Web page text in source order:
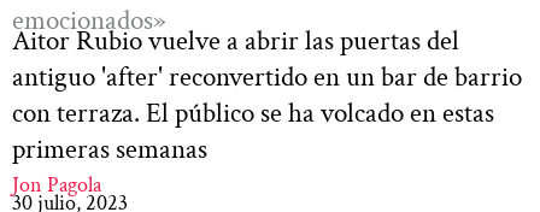
emocionados»
Aitor Rubio vuelve a abrir las puertas del
antiguo 'after' reconvertido en un bar de barrio
con terraza. El público se ha volcado en estas
primeras semanas
Jon Pagola
30 julio, 2023